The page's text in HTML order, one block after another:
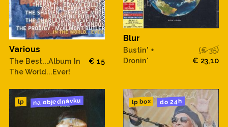
Various
The Best...Album In
The World...Ever!
€ 15
Blur
Bustin' +
Dronin'
(€ 35)
€ 23,10
lp na objednávku lp box do 24h